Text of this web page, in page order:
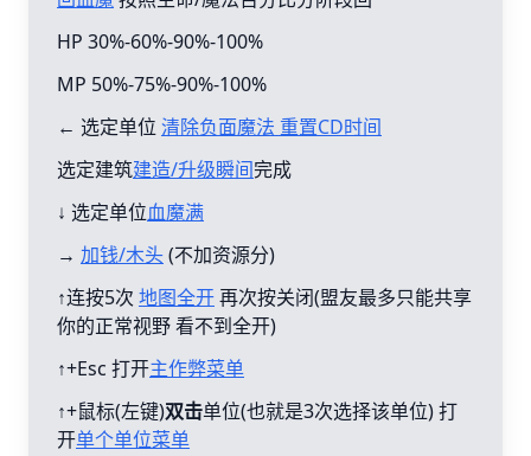
HP 30%-60%-90%-100%
MP 50%-75%-90%-100%
← 选定单位 清除负面魔法 重置CD时间
选定建筑建造/升级瞬间完成
↓ 选定单位血魔满
→ 加钱/木头(不加资源分)
↑连按5次 地图全开再次按关闭(盟友最多只能共享
你的正常视野 看不到全开)
↑+Esc 打开主作弊菜单
↑+鼠标(左键)双击单位(也就是3次选择该单位) 打
开单个单位菜单